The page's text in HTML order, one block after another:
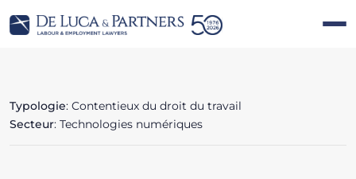
Typologie: Contentieux du droit du travail
Secteur: Technologies numériques